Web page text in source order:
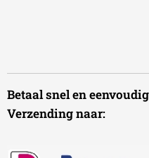
Betaal snel en
Verzending naar: